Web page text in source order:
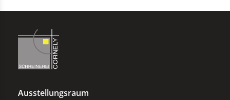
Ausstellungsraum